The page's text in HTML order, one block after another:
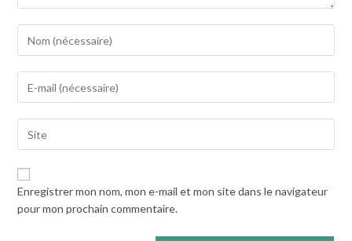
your
username
to
comment
your
address
to
comment
l’URL
votre
site
(facultatif)
Enregistrer mon nom, mon e-mail et mon site dans le navigateur
pour mon prochain commentaire.